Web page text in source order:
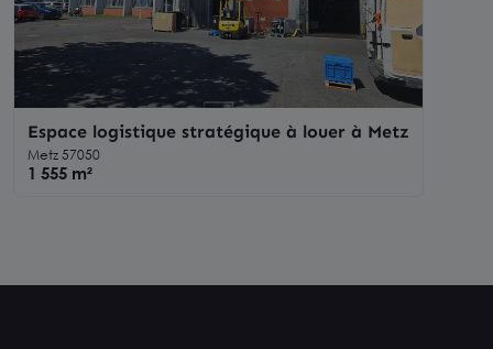
Espace logistique stratégique à louer à Metz
Metz 57050
1 555 m²